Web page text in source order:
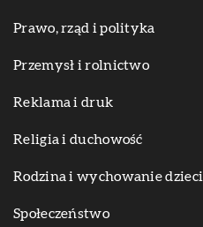
Prawo, rząd i polityka
Przemysł i rolnictwo
Reklama i druk
Religia i duchowość
Rodzina i wychowanie dzieci
Społeczeństwo